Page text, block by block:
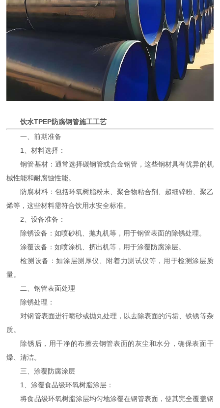
饮水TPEP防腐钢管施工工艺
一、前期准备
1、材料选择：
钢管基材：通常选择碳钢管或合金钢管，这些钢材具有优异的机
械性能和耐腐蚀性能。
防腐材料：包括环氧树脂粉末、聚合物粘合剂、超细锌粉、聚乙
烯等，这些材料需符合饮用水安全标准。
2、设备准备：
除锈设备：如喷砂机、抛丸机等，用于钢管表面的除锈处理。
涂覆设备：如喷涂机、挤出机等，用于涂覆防腐涂层。
检测设备：如涂层测厚仪、附着力测试仪等，用于检测涂层质
量。
二、钢管表面处理
除锈处理：
对钢管表面进行喷砂或抛丸处理，以去除表面的污垢、铁锈等杂
质。
除锈后，用干净的布擦去钢管表面的灰尘和水分，确保表面干
燥、清洁。
三、涂覆防腐涂层
1、涂覆食品级环氧树脂涂层：
将食品级环氧树脂涂层均匀地涂覆在钢管表面，使其完全覆盖钢